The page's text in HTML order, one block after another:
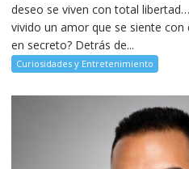
deseo se viven con total libertad…
vivido un amor que se siente
en secreto? Detrás de...
Curiosidades y Entretenimiento